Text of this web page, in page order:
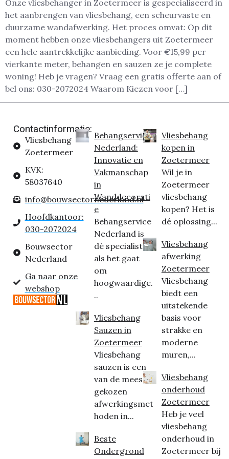
Onze vliesbehanger in Zoetermeer is gespecialiseerd in
het aanbrengen van vliesbehang, een scheurvaste en
duurzame wandafwerking. Het proces omvat: Op dit
moment hebben onze vliesbehangers uit Zoetermeer
een hele aantrekkelijke aanbieding. Voor €15,99 per
vierkante meter, behangen en sauzen ze je complete
woning! Heb je vragen? Vraag een gratis offerte aan of
bel ons: 030-2072024 Waarom Kiezen voor […]
Contactinformatie:
Vliesbehang
Zoetermeer
KVK:
58037640
info@bouwsectornederland.nl
Hoofdkantoor:
030-2072024
Bouwsector
Nederland
Ga naar onze
webshop
Behangservice
Nederland:
Innovatie en
Vakmanschap
in
Wanddecorati
e
Behangservice
Nederland is
dé specialist
als het gaat
om
hoogwaardige.
..
Vliesbehang
Sauzen in
Zoetermeer
Vliesbehang
sauzen is een
van de meest
gekozen
afwerkingsmet
hoden in...
Beste
Ondergrond
Vliesbehang
kopen in
Zoetermeer
Wil je in
Zoetermeer
vliesbehang
kopen? Het is
dé oplossing...
Vliesbehang
afwerking
Zoetermeer
Vliesbehang
biedt een
uitstekende
basis voor
strakke en
moderne
muren,...
Vliesbehang
onderhoud
Zoetermeer
Heb je veel
vliesbehang
onderhoud in
Zoetermeer bij